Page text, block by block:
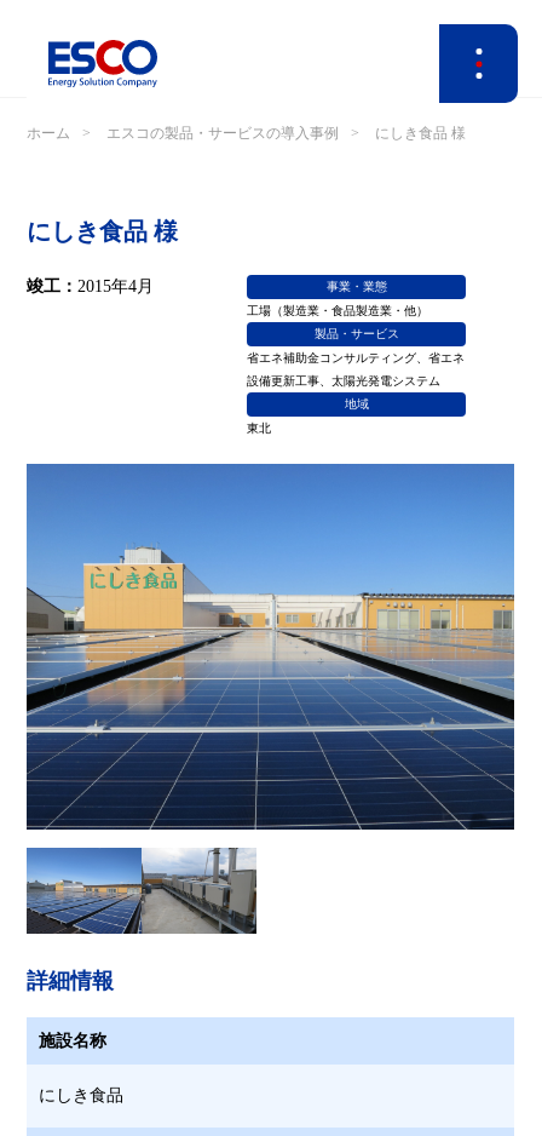
ホーム エスコの製品・サービスの導入事例 にしき食品 様
にしき食品 様
竣工：2015年4月
事業・業態
工場（製造業・食品製造業・他）
製品・サービス
省エネ補助金コンサルティング、省エネ
設備更新工事、太陽光発電システム
地域
東北
詳細情報
施設名称
にしき食品